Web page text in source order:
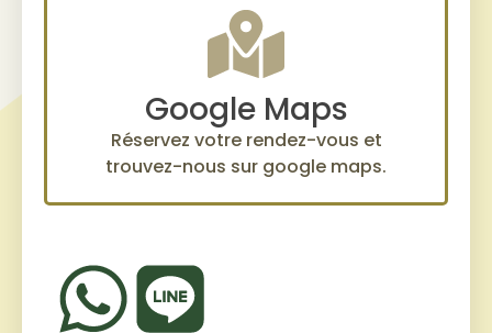
Google Maps
Réservez votre rendez-vous et
trouvez-nous sur google maps.